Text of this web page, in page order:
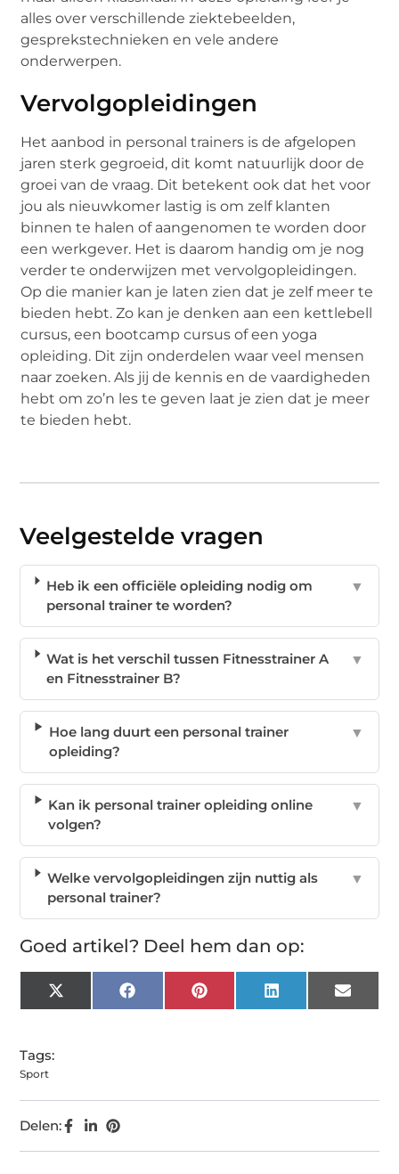
alles over verschillende ziektebeelden,
gesprekstechnieken en vele andere
onderwerpen.
Vervolgopleidingen
Het aanbod in personal trainers is de afgelopen
jaren sterk gegroeid, dit komt natuurlijk door de
groei van de vraag. Dit betekent ook dat het voor
jou als nieuwkomer lastig is om zelf klanten
binnen te halen of aangenomen te worden door
een werkgever. Het is daarom handig om je nog
verder te onderwijzen met vervolgopleidingen.
Op die manier kan je laten zien dat je zelf meer te
bieden hebt. Zo kan je denken aan een kettlebell
cursus, een bootcamp cursus of een yoga
opleiding. Dit zijn onderdelen waar veel mensen
naar zoeken. Als jij de kennis en de vaardigheden
hebt om zo’n les te geven laat je zien dat je meer
te bieden hebt.
Veelgestelde vragen
Heb ik een officiële opleiding nodig om
personal trainer te worden?
▼
Wat is het verschil tussen Fitnesstrainer A
en Fitnesstrainer B?
▼
Hoe lang duurt een personal trainer
opleiding?
▼
Kan ik personal trainer opleiding online
volgen?
▼
Welke vervolgopleidingen zijn nuttig als
personal trainer?
▼
Goed artikel? Deel hem dan op:
X
(Twitter)
FacebookPinterest LinkedIn Email
Tags:
Sport
Delen: